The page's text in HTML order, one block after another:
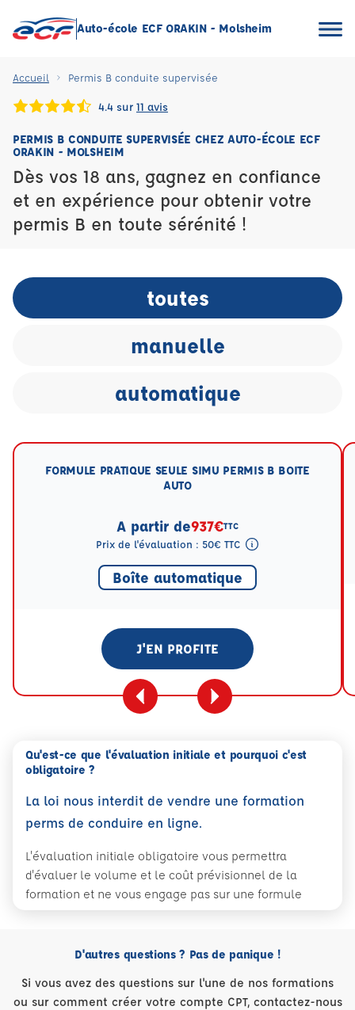
Auto-école ECF ORAKIN - Molsheim
Accueil Permis B conduite supervisée
4.4 sur 11 avis
PERMIS B CONDUITE SUPERVISÉE CHEZ AUTO-ÉCOLE ECF
ORAKIN - MOLSHEIM
Dès vos 18 ans, gagnez en confiance
et en expérience pour obtenir votre
permis B en toute sérénité !
toutes
manuelle
automatique
FORMULE PRATIQUE SEULE SIMU PERMIS B BOITE
AUTO
A partir de937€TTC
Prix de l'évaluation : 50€ TTC
Boîte automatique
J'EN PROFITE
Qu'est-ce que l'évaluation initiale et pourquoi c'est
obligatoire ?
La loi nous interdit de vendre une formation
perms de conduire en ligne.
L'évaluation initiale obligatoire vous permettra
d'évaluer le volume et le coût prévisionnel de la
formation et ne vous engage pas sur une formule
D'autres questions ? Pas de panique !
Si vous avez des questions sur l'une de nos formations
ou sur comment créer votre compte CPT, contactez-nous